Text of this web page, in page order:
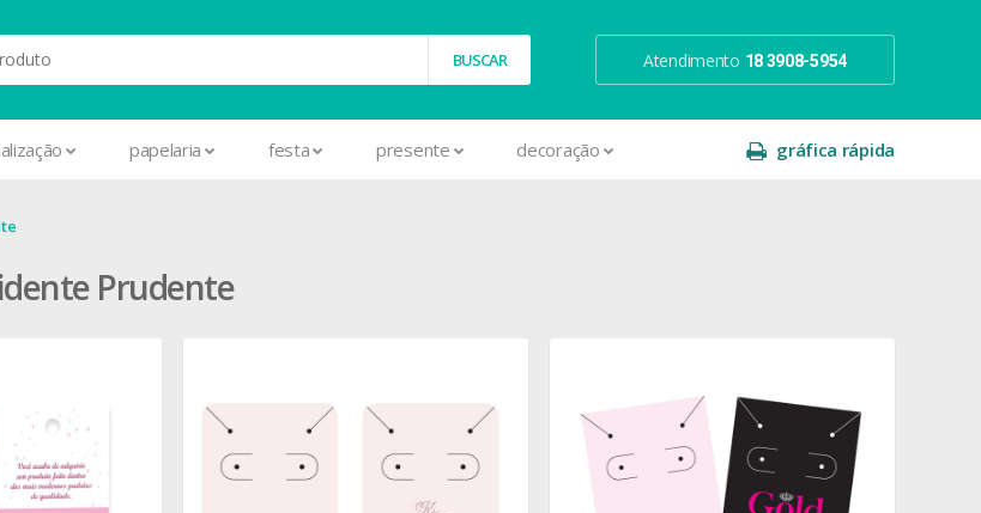
Atendimento 18 3908-5954
papelaria festa presente decoração gráfica rápida
Prudente